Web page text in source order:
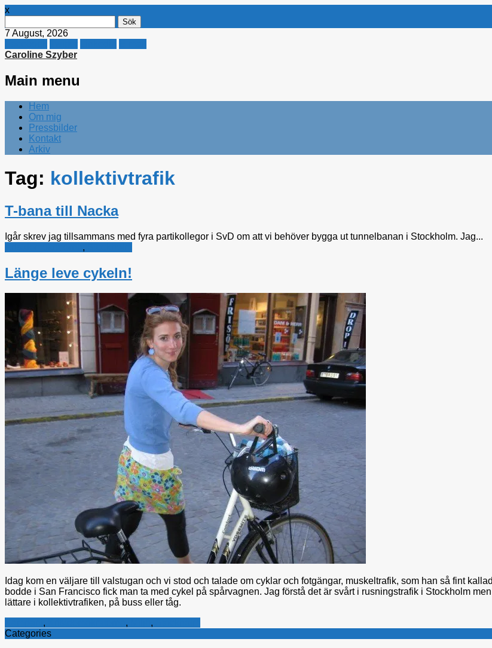
x
efter:
7 August, 2026
Caroline Szyber
Main menu
Skip
content
Hem
Om mig
Pressbilder
Kontakt
Arkiv
Tag: kollektivtrafik
T-bana till Nacka
Igår skrev jag tillsammans med fyra partikollegor i SvD om att vi behöver bygga ut tunnelbanan i Stockholm. Jag...
,
Länge leve cykeln!
Idag kom en väljare till valstugan och vi stod och talade om cyklar och fotgängar, muskeltrafik, som han så fint
bodde i San Francisco fick man ta med cykel på spårvagnen. Jag förstå det är svårt i rusningstrafik i Stockholm
lättare i kollektivtrafiken, på buss eller tåg.
, , ,
Categories